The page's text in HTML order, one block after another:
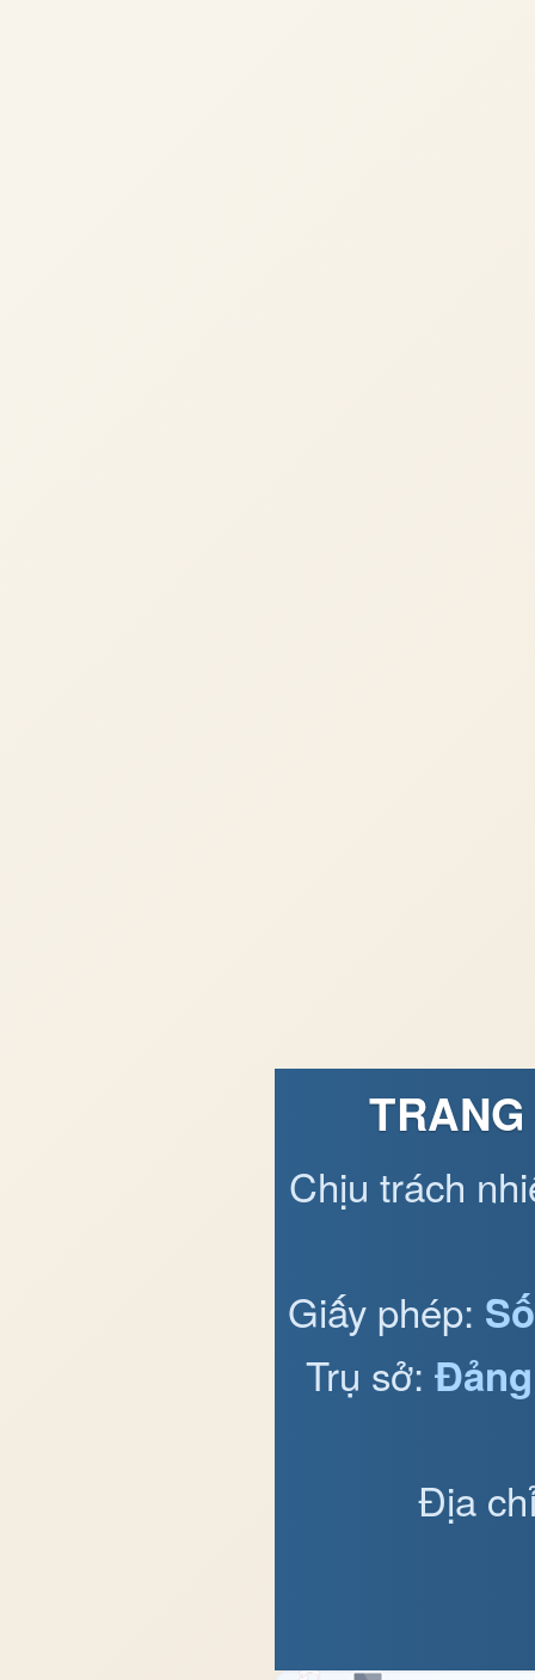
Chịu trách
Giấy phép:
Trụ sở:
Địa